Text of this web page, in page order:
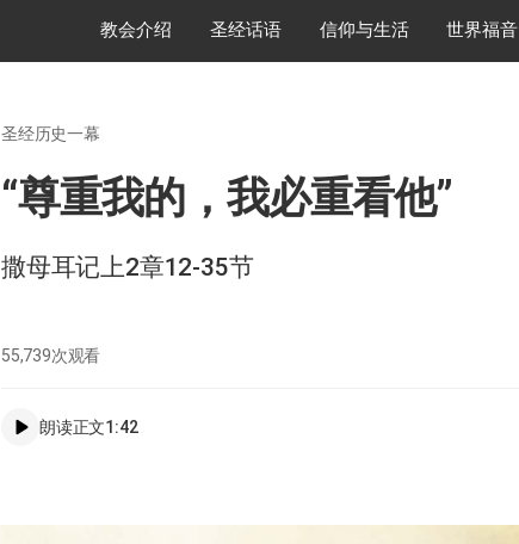
教会介绍 圣经话语 信仰与生活 世界福音
圣经历史一幕
“尊重我的，我必重看他”
撒母耳记上2章12-35节
55,739次观看
朗读正文1:42